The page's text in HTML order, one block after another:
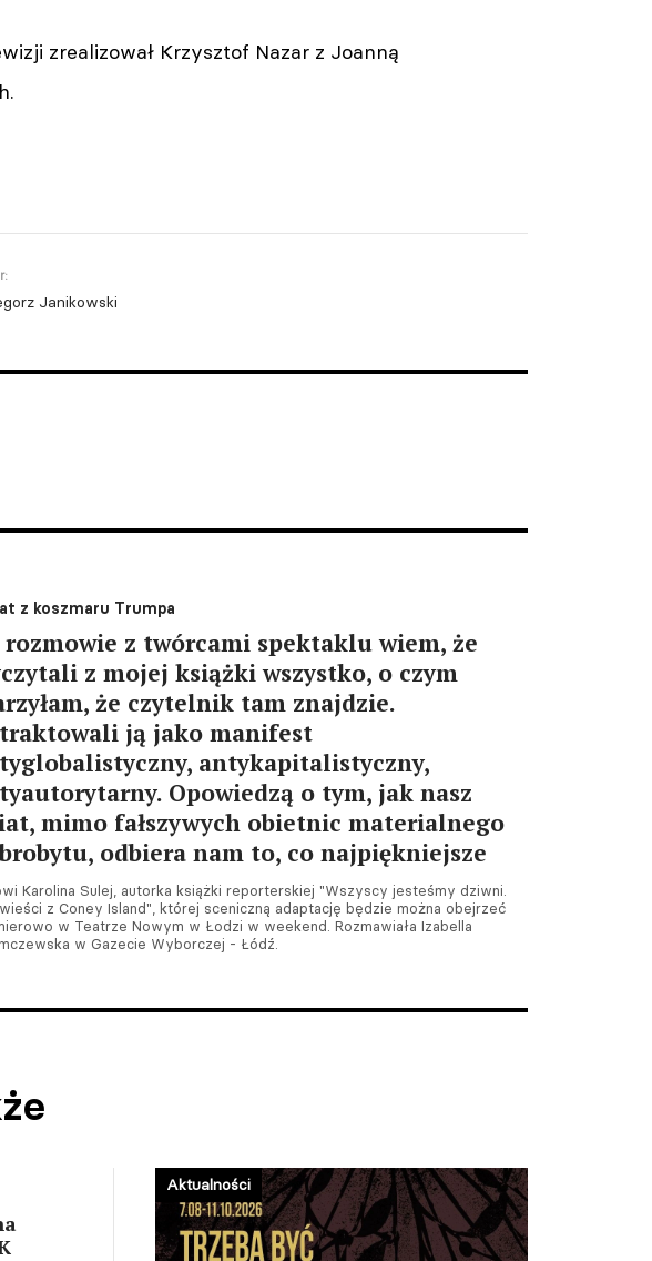
zrealizował Krzysztof Nazar z Joanną
Janikowski
z koszmaru Trumpa
rozmowie z twórcami spektaklu wiem, że
z mojej książki wszystko, o czym
że czytelnik tam znajdzie.
ją jako manifest
antykapitalistyczny,
Opowiedzą o tym, jak nasz
mimo fałszywych obietnic materialnego
odbiera nam to, co najpiękniejsze
Karolina Sulej, autorka książki reporterskiej "Wszyscy jesteśmy dziwni.
z Coney Island", której sceniczną adaptację będzie można obejrzeć
w Teatrze Nowym w Łodzi w weekend. Rozmawiała Izabella
w Gazecie Wyborczej - Łódź.
Aktualności